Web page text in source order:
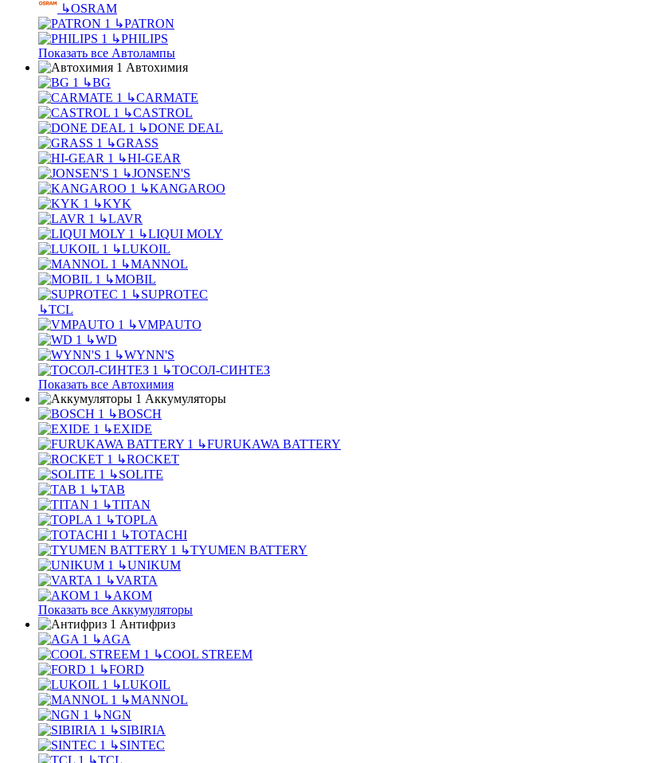
↳OSRAM
↳PATRON
↳PHILIPS
Показать все Автолампы
Автохимия
↳BG
↳CARMATE
↳CASTROL
↳DONE DEAL
↳GRASS
↳HI-GEAR
↳JONSEN'S
↳KANGAROO
↳KYK
↳LAVR
↳LIQUI MOLY
↳LUKOIL
↳MANNOL
↳MOBIL
↳SUPROTEC
↳TCL
↳VMPAUTO
↳WD
↳WYNN'S
↳ТОСОЛ-СИНТЕЗ
Показать все Автохимия
Аккумуляторы
↳BOSCH
↳EXIDE
↳FURUKAWA BATTERY
↳ROCKET
↳SOLITE
↳TAB
↳TITAN
↳TOPLA
↳TOTACHI
↳TYUMEN BATTERY
↳UNIKUM
↳VARTA
↳АКОМ
Показать все Аккумуляторы
Антифриз
↳AGA
↳COOL STREEM
↳FORD
↳LUKOIL
↳MANNOL
↳NGN
↳SIBIRIA
↳SINTEC
↳TCL